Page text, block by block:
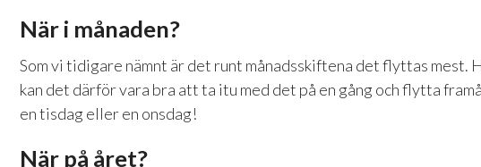
När i månaden?
Som vi tidigare nämnt är det runt månadsskiftena det flyttas mest.
kan det därför vara bra att ta itu med det på en gång och flytta
en tisdag eller en onsdag!
När på året?